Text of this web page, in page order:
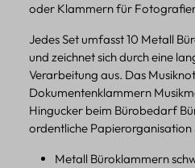
oder Klammern für
Jedes Set umfasst 10 Metall
und zeichnet sich durch eine
Verarbeitung aus. Das
Dokumentenklammern
Hingucker beim Bürobedarf
ordentliche Papierorganisation
Metall Büroklammern